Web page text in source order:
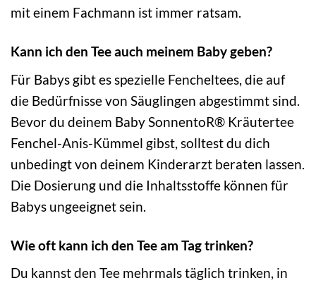
mit einem Fachmann ist immer ratsam.
Kann ich den Tee auch meinem Baby geben?
Für Babys gibt es spezielle Fencheltees, die auf
die Bedürfnisse von Säuglingen abgestimmt sind.
Bevor du deinem Baby SonnentoR® Kräutertee
Fenchel-Anis-Kümmel gibst, solltest du dich
unbedingt von deinem Kinderarzt beraten lassen.
Die Dosierung und die Inhaltsstoffe können für
Babys ungeeignet sein.
Wie oft kann ich den Tee am Tag trinken?
Du kannst den Tee mehrmals täglich trinken, in